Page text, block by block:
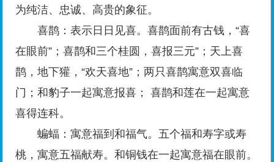
为纯洁、忠诚、高贵的象征。
喜鹊：表示日日见喜。喜鹊面前有古钱，“喜
在眼前”；喜鹊和三个桂圆，喜报三元”；天上喜
鹊，地下獾，“欢天喜地”；两只喜鹊寓意双喜临
门；和豹子一起寓意报喜； 喜鹊和莲在一起寓意
喜得连科。
蝙蝠：寓意福到和福气。五个福和寿字或寿
桃，寓意五福献寿。和铜钱在一起寓意福在眼前。